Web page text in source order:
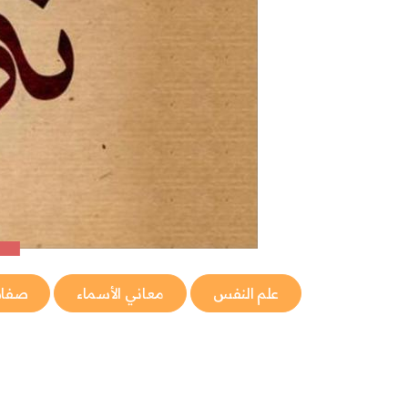
علم النفس معاني الأسماء